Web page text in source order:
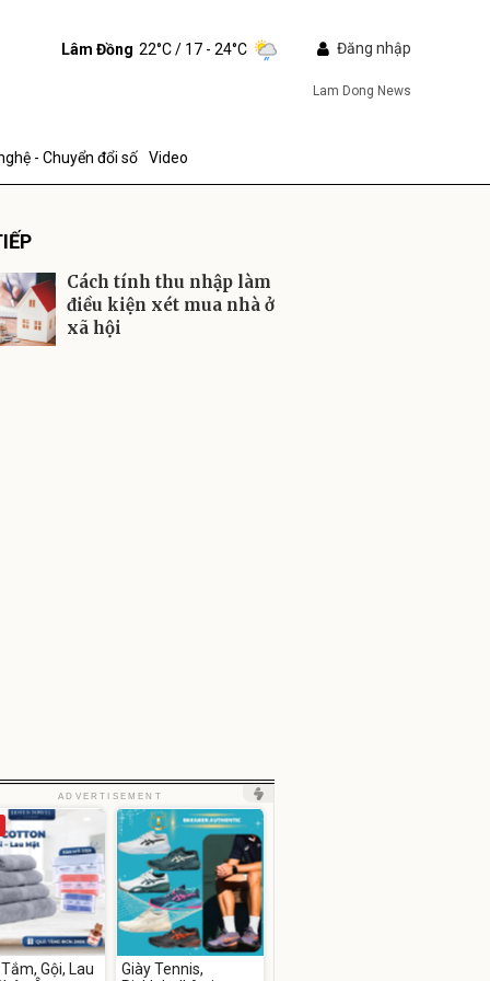
Lâm Đồng 22°C/ 17 - 24°C Đăng nhập
Lam Dong News
- Chuyển đổi số Video
Cách tính thu nhập làm
điều kiện xét mua nhà ở
xã hội
ADVERTISEMENT
Gội, Lau
Giày Tennis,